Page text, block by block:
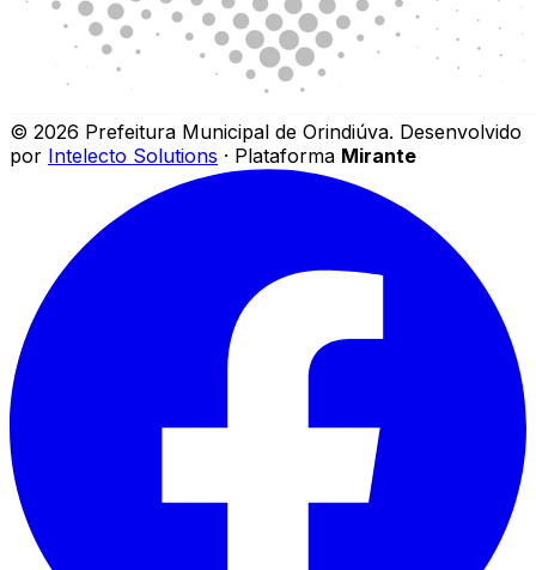
© 2026 Prefeitura Municipal de Orindiúva. Desenvolvido
por Intelecto Solutions · Plataforma Mirante